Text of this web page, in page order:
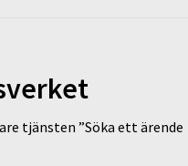
tjänsten ”Söka ett ärende